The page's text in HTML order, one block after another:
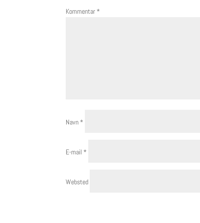
Kommentar *
Navn *
E-mail *
Websted